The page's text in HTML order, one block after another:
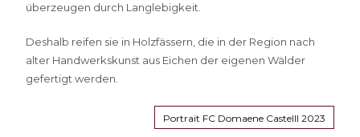
überzeugen durch Langlebigkeit.
Deshalb reifen sie in Holzfässern, die in der Region nach
alter Handwerkskunst aus Eichen der eigenen Wälder
gefertigt werden.
Portrait FC Domaene Castelll 2023